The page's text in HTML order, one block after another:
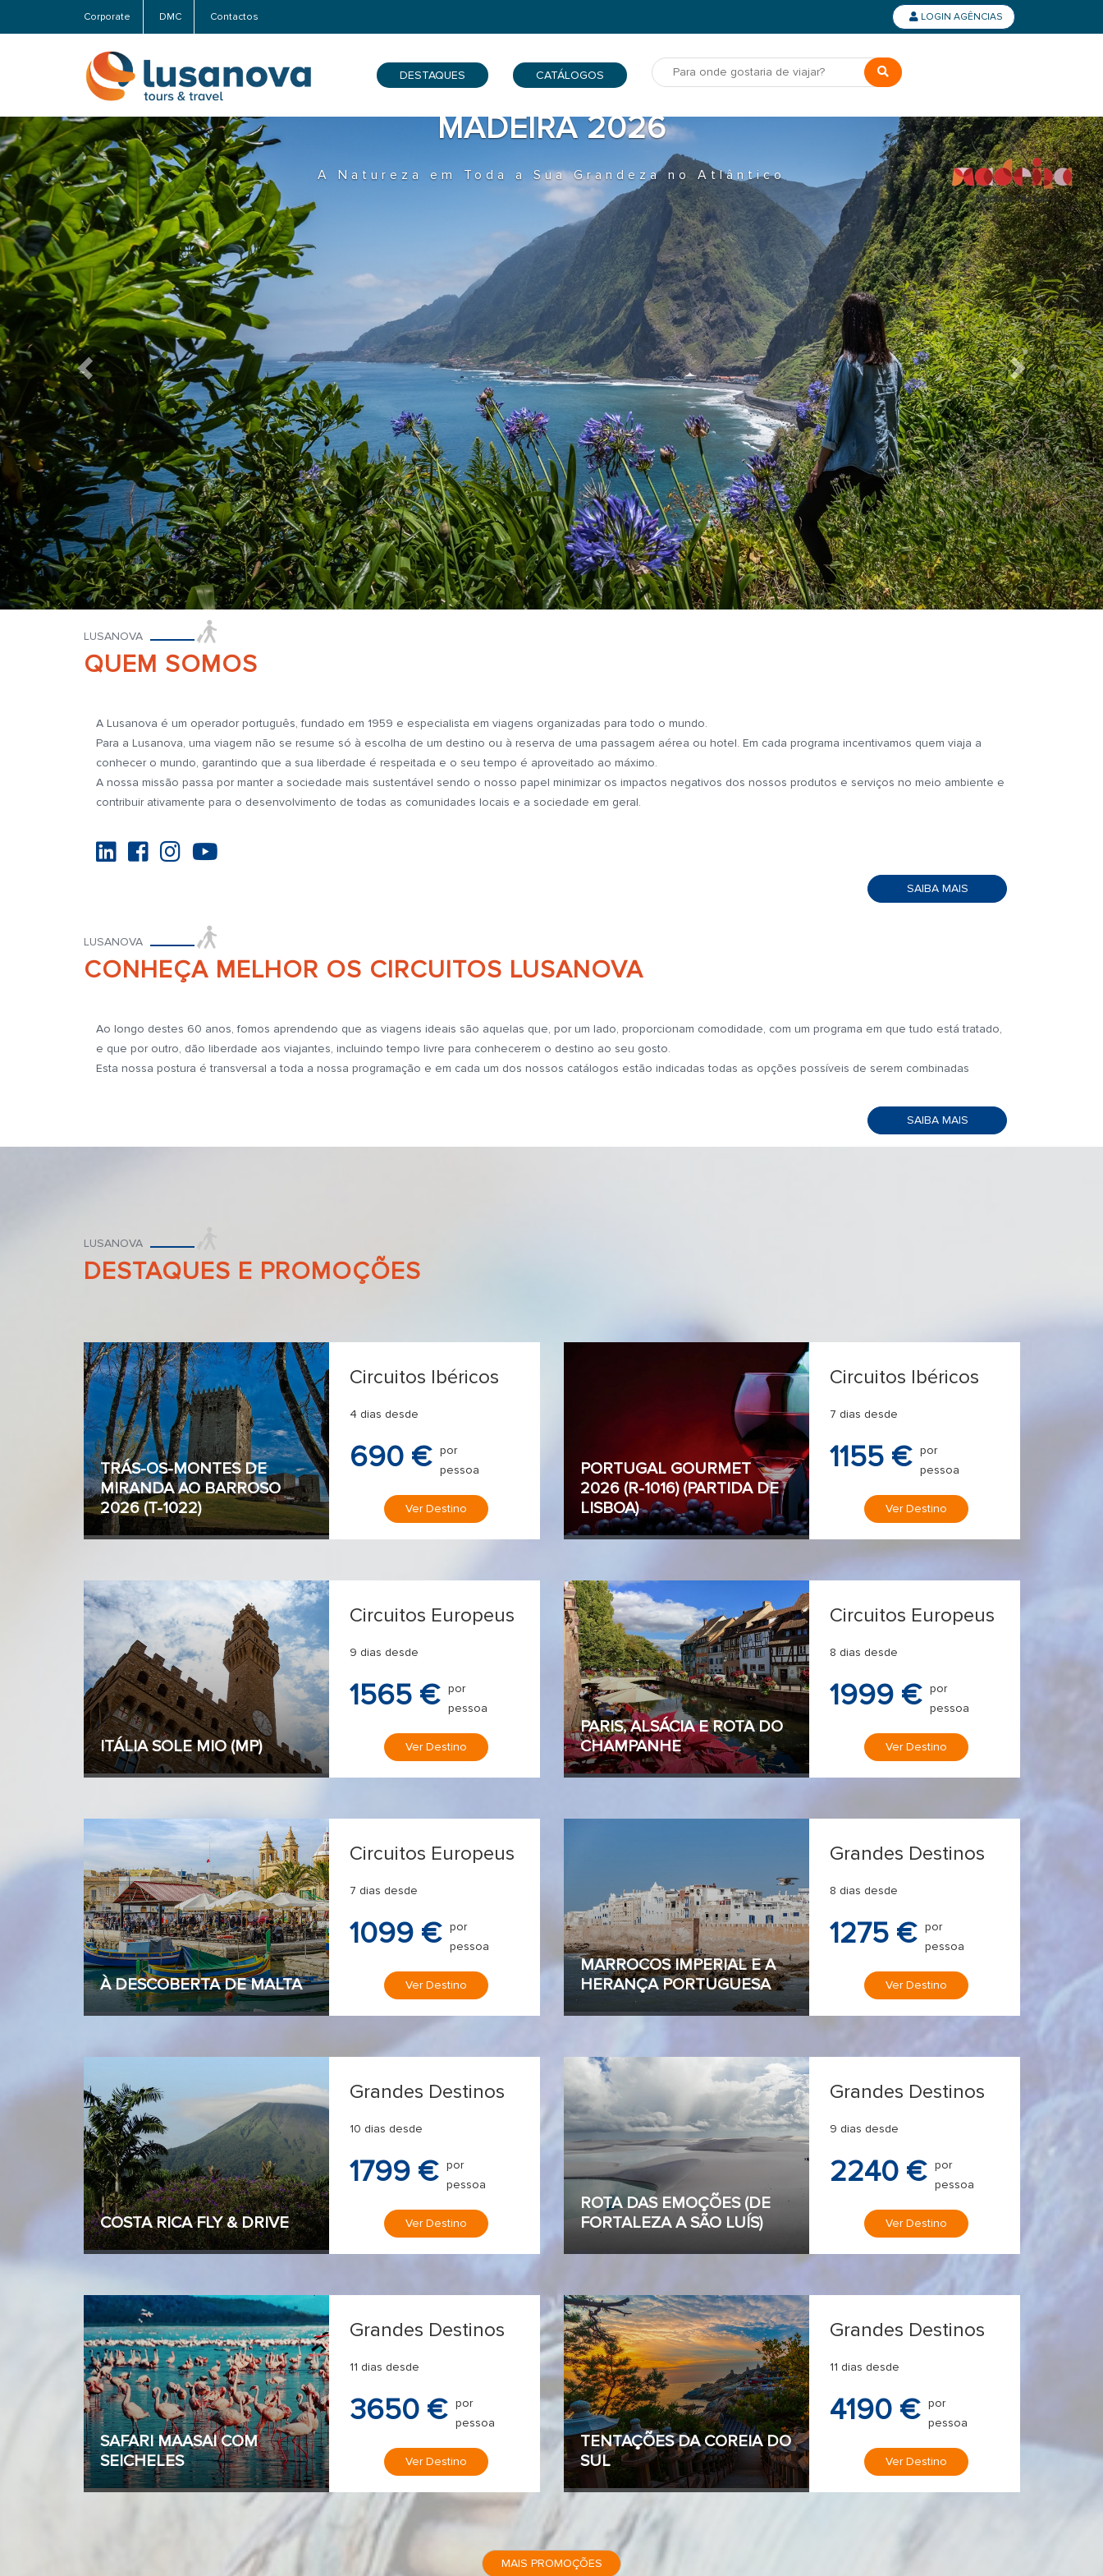
Corporate DMC Contactos LOGIN AGÊNCIAS
DESTAQUES CATÁLOGOS
GRANDES DESTINOS 2026
Experiências Exclusivas, Memórias Inesquecíveis!
Previous Next
LUSANOVA
QUEM SOMOS
A Lusanova é um operador português, fundado em 1959 e especialista em viagens organizadas para todo o mundo.
Para a Lusanova, uma viagem não se resume só à escolha de um destino ou à reserva de uma passagem aérea ou hotel. Em cada programa incentivamos quem viaja a
conhecer o mundo, garantindo que a sua liberdade é respeitada e o seu tempo é aproveitado ao máximo.
A nossa missão passa por manter a sociedade mais sustentável sendo o nosso papel minimizar os impactos negativos dos nossos produtos e serviços no meio ambiente e
contribuir ativamente para o desenvolvimento de todas as comunidades locais e a sociedade em geral.
SAIBA MAIS
LUSANOVA
CONHEÇA MELHOR OS CIRCUITOS LUSANOVA
Ao longo destes 60 anos, fomos aprendendo que as viagens ideais são aquelas que, por um lado, proporcionam comodidade, com um programa em que tudo está tratado,
e que por outro, dão liberdade aos viajantes, incluindo tempo livre para conhecerem o destino ao seu gosto.
Esta nossa postura é transversal a toda a nossa programação e em cada um dos nossos catálogos estão indicadas todas as opções possíveis de serem combinadas
SAIBA MAIS
LUSANOVA
DESTAQUES E PROMOÇÕES
TRÁS-OS-MONTES DE
MIRANDA AO BARROSO
2026 (T-1022)
Circuitos Ibéricos
4 dias desde
690 € por
pessoa
Ver Destino
PORTUGAL GOURMET
2026 (R-1016) (PARTIDA DE
LISBOA)
Circuitos Ibéricos
7 dias desde
1155 € por
pessoa
Ver Destino
ITÁLIA SOLE MIO (MP)
Circuitos Europeus
9 dias desde
1565 € por
pessoa
Ver Destino
PARIS, ALSÁCIA E ROTA DO
CHAMPANHE
Circuitos Europeus
8 dias desde
1999 € por
pessoa
Ver Destino
À DESCOBERTA DE MALTA
Circuitos Europeus
7 dias desde
1099 € por
pessoa
Ver Destino
MARROCOS IMPERIAL E A
HERANÇA PORTUGUESA
Grandes Destinos
8 dias desde
1275 € por
pessoa
Ver Destino
COSTA RICA FLY & DRIVE
Grandes Destinos
10 dias desde
1799 € por
pessoa
Ver Destino
ROTA DAS EMOÇÕES (DE
FORTALEZA A SÃO LUÍS)
Grandes Destinos
9 dias desde
2240 € por
pessoa
Ver Destino
SAFARI MAASAI COM
SEICHELES
Grandes Destinos
11 dias desde
3650 € por
pessoa
Ver Destino
TENTAÇÕES DA COREIA DO
SUL
Grandes Destinos
11 dias desde
4190 € por
pessoa
Ver Destino
MAIS PROMOÇÕES